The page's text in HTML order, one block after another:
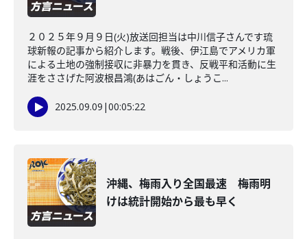
２０２５年９月９日(火)放送回担当は中川信子さんです琉
球新報の記事から紹介します。戦後、伊江島でアメリカ軍
による土地の強制接収に非暴力を貫き、反戦平和活動に生
涯をささげた阿波根昌鴻(あはごん・しょうこ...
2025.09.09 |00:05:22
沖縄、梅雨入り全国最速 梅雨明
けは統計開始から最も早く